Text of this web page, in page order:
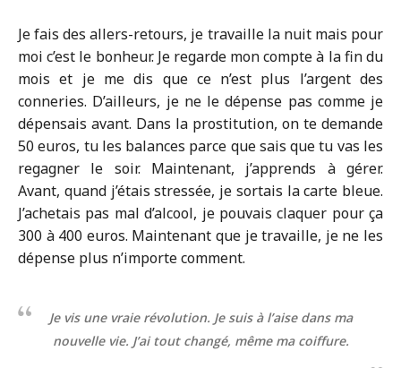
Je fais des allers-retours, je travaille la nuit mais pour
moi c’est le bonheur. Je regarde mon compte à la fin du
mois et je me dis que ce n’est plus l’argent des
conneries. D’ailleurs, je ne le dépense pas comme je
dépensais avant. Dans la prostitution, on te demande
50 euros, tu les balances parce que sais que tu vas les
regagner le soir. Maintenant, j’apprends à gérer.
Avant, quand j’étais stressée, je sortais la carte bleue.
J’achetais pas mal d’alcool, je pouvais claquer pour ça
300 à 400 euros. Maintenant que je travaille, je ne les
dépense plus n’importe comment.
Je vis une vraie révolution. Je suis à l’aise dans ma
nouvelle vie. J’ai tout changé, même ma coiffure.